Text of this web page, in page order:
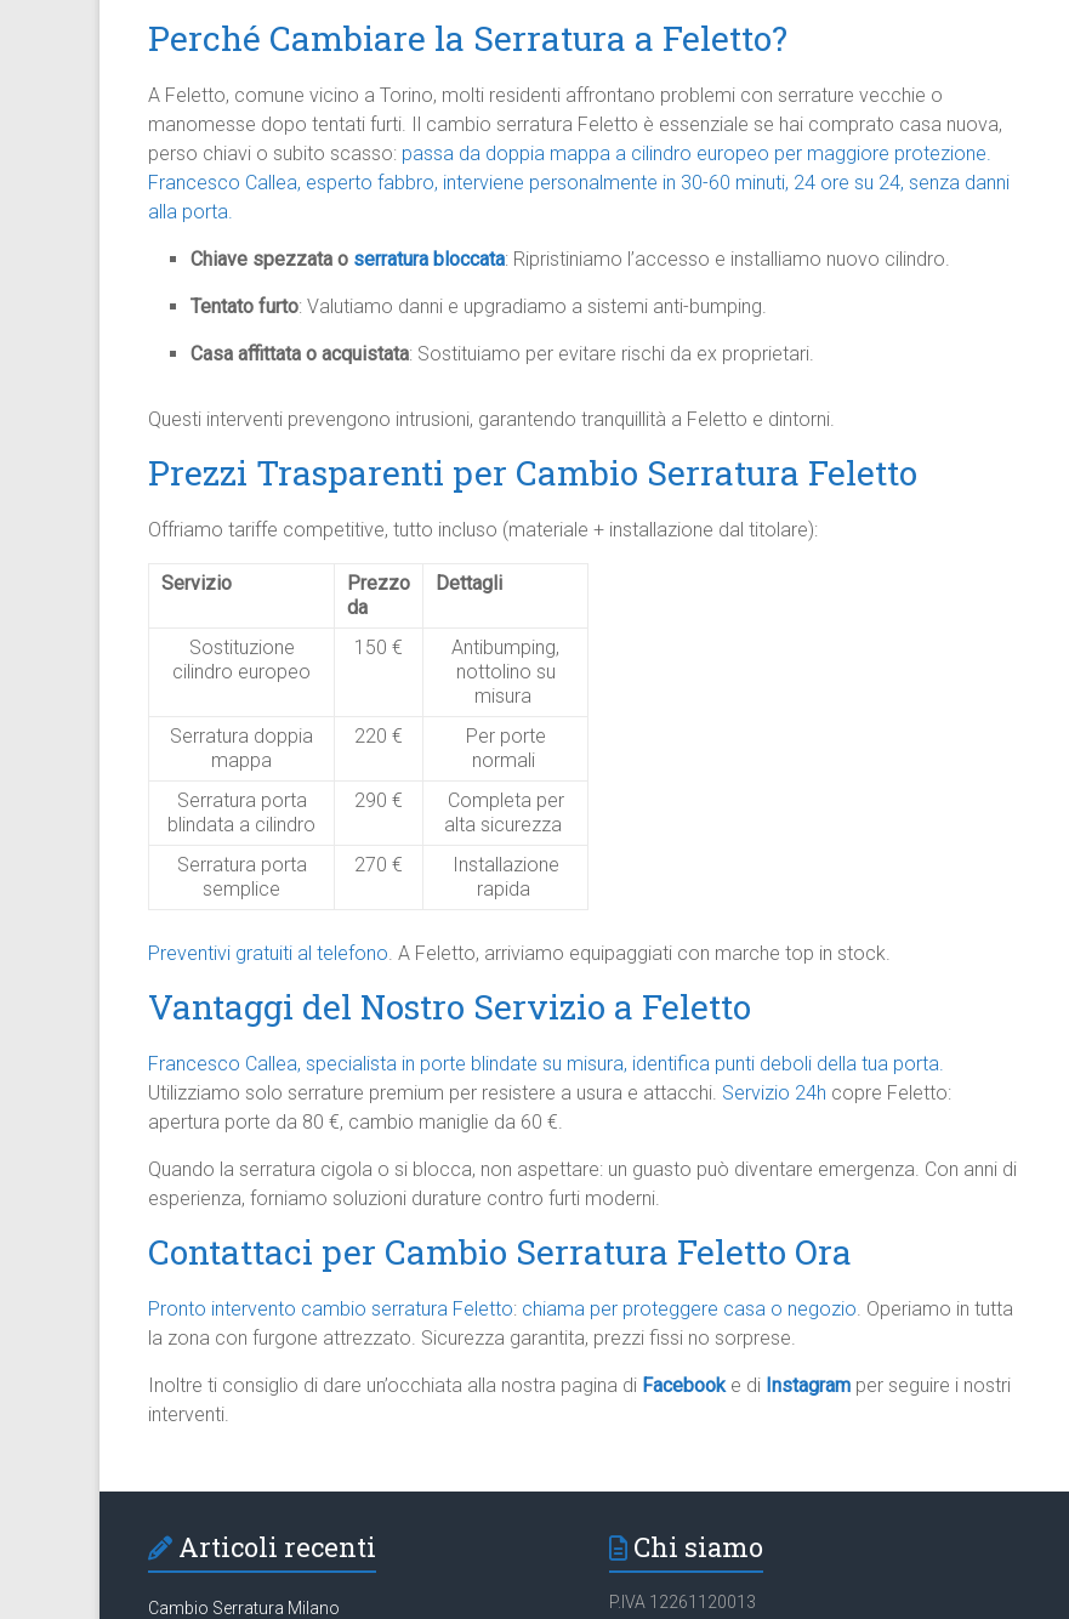
Perché Cambiare la Serratura a Feletto?
A Feletto, comune vicino a Torino, molti residenti affrontano problemi con serrature vecchie o
manomesse dopo tentati furti. Il cambio serratura Feletto è essenziale se hai comprato casa nuova,
perso chiavi o subito scasso: passa da doppia mappa a cilindro europeo per maggiore protezione.
Francesco Callea, esperto fabbro, interviene personalmente in 30-60 minuti, 24 ore su 24, senza danni
alla porta.
Chiave spezzata o serratura bloccata: Ripristiniamo l’accesso e installiamo nuovo cilindro.
Tentato furto: Valutiamo danni e upgradiamo a sistemi anti-bumping.
Casa affittata o acquistata: Sostituiamo per evitare rischi da ex proprietari.
Questi interventi prevengono intrusioni, garantendo tranquillità a Feletto e dintorni.
Prezzi Trasparenti per Cambio Serratura Feletto
Offriamo tariffe competitive, tutto incluso (materiale + installazione dal titolare):
Servizio
Prezzo
da
Dettagli
Sostituzione
cilindro europeo
150 €
Antibumping,
nottolino su
misura
Serratura doppia
mappa
220 €
Per porte
normali
Serratura porta
blindata a cilindro
290 €
Completa per
alta sicurezza
Serratura porta
semplice
270 €
Installazione
rapida
Preventivi gratuiti al telefono. A Feletto, arriviamo equipaggiati con marche top in stock.
Vantaggi del Nostro Servizio a Feletto
Francesco Callea, specialista in porte blindate su misura, identifica punti deboli della tua porta.
Utilizziamo solo serrature premium per resistere a usura e attacchi. Servizio 24h copre Feletto:
apertura porte da 80 €, cambio maniglie da 60 €.
Quando la serratura cigola o si blocca, non aspettare: un guasto può diventare emergenza. Con anni di
esperienza, forniamo soluzioni durature contro furti moderni.
Contattaci per Cambio Serratura Feletto Ora
Pronto intervento cambio serratura Feletto: chiama per proteggere casa o negozio. Operiamo in tutta
la zona con furgone attrezzato. Sicurezza garantita, prezzi fissi no sorprese.
Inoltre ti consiglio di dare un’occhiata alla nostra pagina di Facebook e di Instagram per seguire i nostri
interventi.
Articoli recenti
Cambio Serratura Milano
Chi siamo
P.IVA 12261120013